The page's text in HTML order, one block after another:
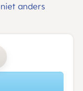
de knoppen om de hoeveelheid te
anders